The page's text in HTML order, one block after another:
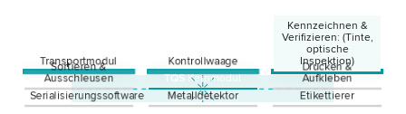
Transportmodul Kontrollwaage
Kennzeichnen &
Verifizieren: (Tinte,
optische
Inspektion)
Tinte
Laser
Thermotransfer
Sortieren &
Ausschleusen
TQSKernmodul
Drucken &
Aufkleben
Serialisierungssoftware
Metalldetektor Etikettierer